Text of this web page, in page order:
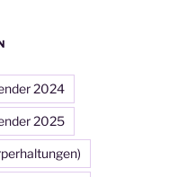
2024
2025